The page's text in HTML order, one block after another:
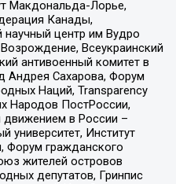
Макдональда-Лорье,
Канады,
центр им Вудро
Всеукраинский
антивоенный комитет в
Андрея Сахарова, Форум
Наций, Transparеncy
Народов ПостРоссии,
в России –
университет, Институт
Форум гражданского
жителей островов
депутатов, Гринпис